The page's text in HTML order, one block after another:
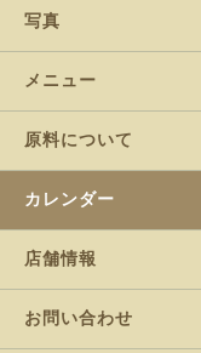
写真
メニュー
原料について
カレンダー
店舗情報
お問い合わせ